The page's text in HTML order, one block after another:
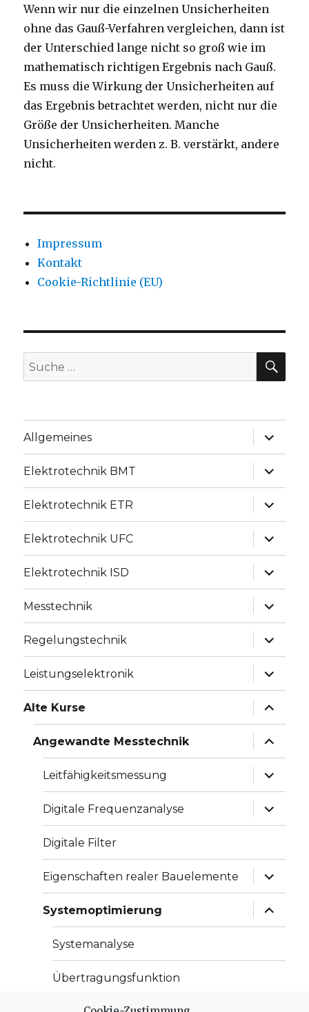
Wenn wir nur die einzelnen Unsicherheiten
ohne das Gauß-Verfahren vergleichen, dann ist
der Unterschied lange nicht so groß wie im
mathematisch richtigen Ergebnis nach Gauß.
Es muss die Wirkung der Unsicherheiten auf
das Ergebnis betrachtet werden, nicht nur die
Größe der Unsicherheiten. Manche
Unsicherheiten werden z. B. verstärkt, andere
nicht.
Impressum
Kontakt
Cookie-Richtlinie (EU)
Suche
nach:
Allgemeines
Elektrotechnik BMT
Elektrotechnik ETR
Elektrotechnik UFC
Elektrotechnik ISD
Messtechnik
Regelungstechnik
Leistungselektronik
Alte Kurse
Angewandte Messtechnik
Leitfähigkeitsmessung
Digitale Frequenzanalyse
Digitale Filter
Eigenschaften realer Bauelemente
Systemoptimierung
Systemanalyse
Übertragungsfunktion